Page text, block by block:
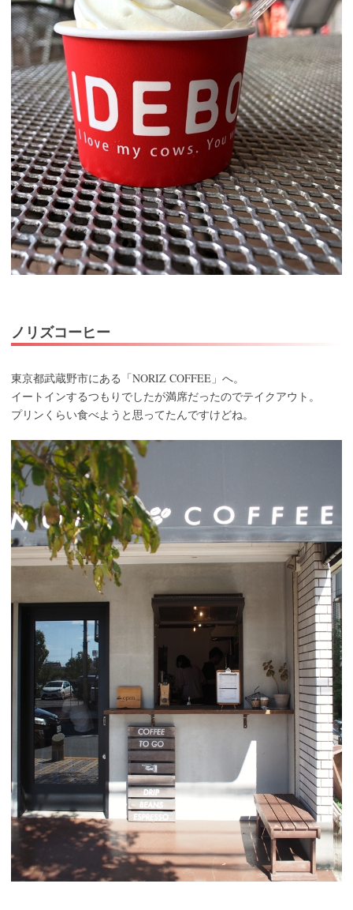
ノリズコーヒー
東京都武蔵野市にある「NORIZ COFFEE 」へ。
イートインするつもりでしたが満席だったのでテイクアウト。
プリンくらい食べようと思ってたんですけどね。